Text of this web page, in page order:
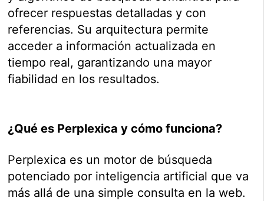
ofrecer respuestas detalladas y con
referencias. Su arquitectura permite
acceder a información actualizada en
tiempo real, garantizando una mayor
fiabilidad en los resultados.
¿Qué es Perplexica y cómo funciona?
Perplexica es un motor de búsqueda
potenciado por inteligencia artificial que va
más allá de una simple consulta en la web.